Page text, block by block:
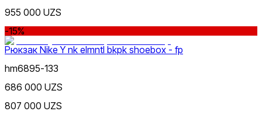
955 000 UZS
-15%
Рюкзак Nike Y nk elmntl bkpk shoebox - fp
hm6895-133
686 000 UZS
807 000 UZS